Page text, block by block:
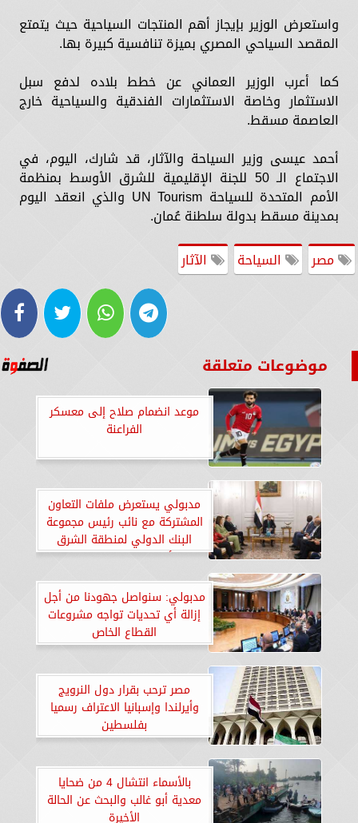
واستعرض الوزير بإيجاز أهم المنتجات السياحية حيث يتمتع
المقصد السياحي المصري بميزة تنافسية كبيرة بها.
كما أعرب الوزير العماني عن خطط بلاده لدفع سبل
الاستثمار وخاصة الاستثمارات الفندقية والسياحية خارج
العاصمة مسقط.
أحمد عيسى وزير السياحة والآثار، قد شارك، اليوم، في
الاجتماع الـ 50 للجنة الإقليمية للشرق الأوسط بمنظمة
الأمم المتحدة للسياحة UN Tourism والذي انعقد اليوم
بمدينة مسقط بدولة سلطنة عُمان.
مصر
السياحة الآثار
موضوعات متعلقة
موعد انضمام صلاح إلى معسكر
الفراعنة
مدبولي يستعرض ملفات التعاون
المشتركة مع نائب رئيس مجموعة
البنك الدولي لمنطقة الشرق
الأوسط وشمال إفريقيا
مدبولي: سنواصل جهودنا من أجل
إزالة أي تحديات تواجه مشروعات
القطاع الخاص
‏‎مصر ترحب بقرار دول النرويج
وأيرلندا وإسبانيا الاعتراف رسميا
بفلسطين
بالأسماء انتشال 4 من ضحايا
معدية أبو غالب والبحث عن الحالة
الأخيرة